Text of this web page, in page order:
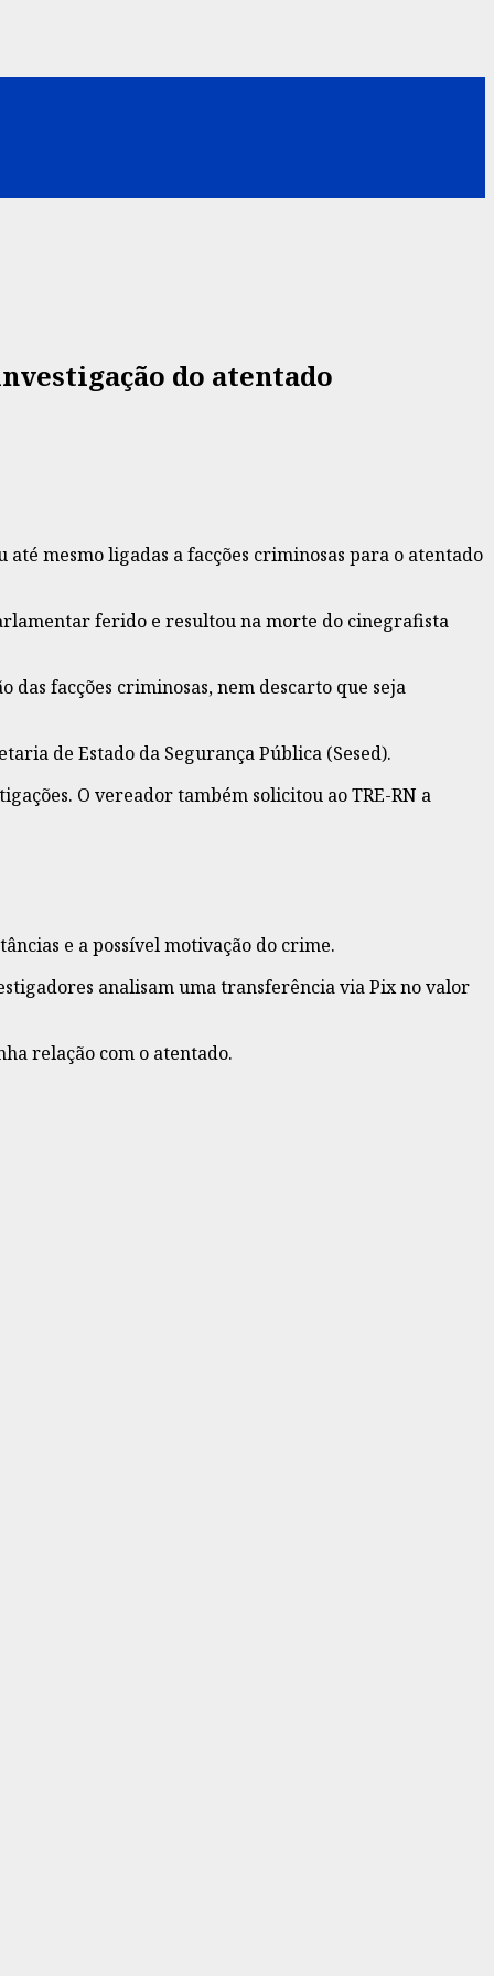
do atentado
mesmo ligadas a facções criminosas para o atentado
ferido e resultou na morte do cinegrafista
das facções criminosas, nem descarto que seja
de Estado da Segurança Pública (Sesed).
O vereador também solicitou ao TRE-RN a
e a possível motivação do crime.
analisam uma transferência via Pix no valor
relação com o atentado.